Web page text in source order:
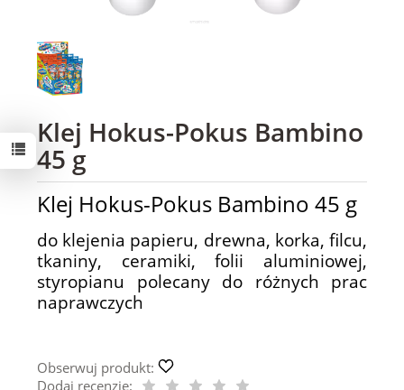
Klej Hokus-Pokus Bambino
45 g
Klej Hokus-Pokus Bambino 45 g
do klejenia papieru, drewna, korka, filcu,
tkaniny, ceramiki, folii aluminiowej,
styropianu polecany do różnych prac
naprawczych
Obserwuj produkt:
Dodaj recenzję: